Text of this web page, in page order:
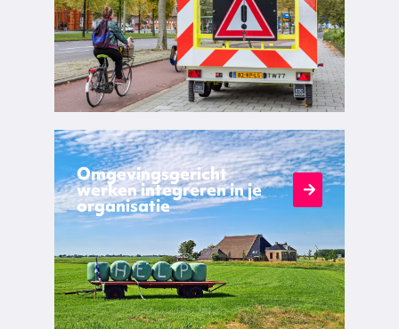
Omgevingsgericht
werken integreren in je
organisatie